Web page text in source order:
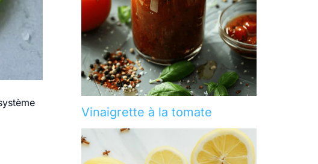
Vinaigrette à la tomate